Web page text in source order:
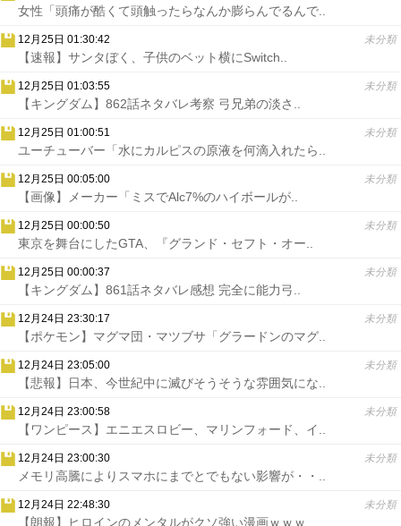
女性「頭痛が酷くて頭触ったらなんか膨らんでるんで..
12月25日 01:30:42 未分類
【速報】サンタぼく、子供のベット横にSwitch..
12月25日 01:03:55 未分類
【キングダム】862話ネタバレ考察 弓兄弟の淡さ..
12月25日 01:00:51 未分類
ユーチューバー「水にカルピスの原液を何滴入れたら..
12月25日 00:05:00 未分類
【画像】メーカー「ミスでAlc7%のハイボールが..
12月25日 00:00:50 未分類
東京を舞台にしたGTA、『グランド・セフト・オー..
12月25日 00:00:37 未分類
【キングダム】861話ネタバレ感想 完全に能力弓..
12月24日 23:30:17 未分類
【ポケモン】マグマ団・マツブサ「グラードンのマグ..
12月24日 23:05:00 未分類
【悲報】日本、今世紀中に滅びそうそうな雰囲気にな..
12月24日 23:00:58 未分類
【ワンピース】エニエスロビー、マリンフォード、イ..
12月24日 23:00:30 未分類
メモリ高騰によりスマホにまでとでもない影響が・・..
12月24日 22:48:30 未分類
【朗報】ヒロインのメンタルがクソ強い漫画ｗｗｗ..